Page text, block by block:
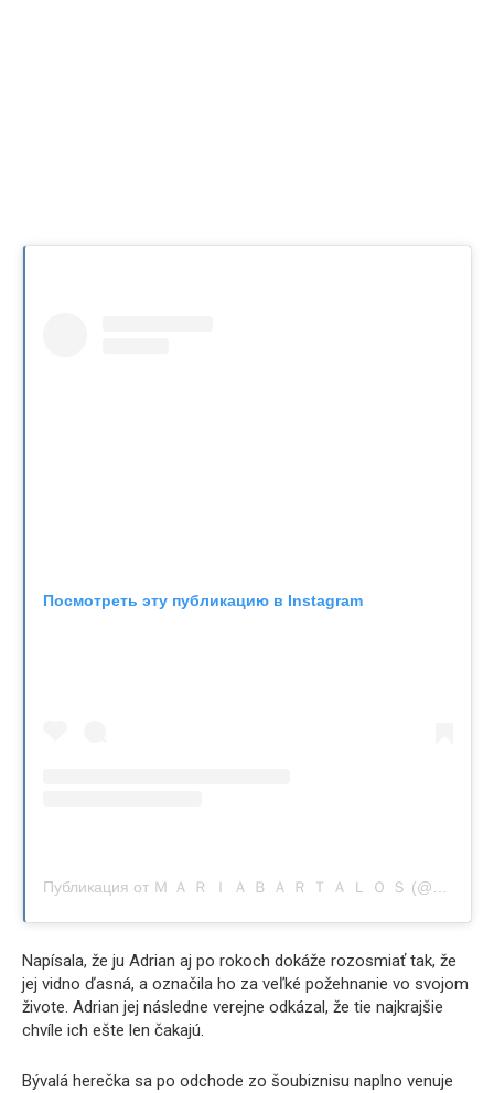
Посмотреть эту публикацию в Instagram
Публикация от Ｍ Ａ Ｒ Ｉ Ａ Ｂ Ａ Ｒ Ｔ Ａ Ｌ Ｏ Ｓ (@maria.bartalos)
Napísala, že ju Adrian aj po rokoch dokáže rozosmiať tak, že
jej vidno ďasná, a označila ho za veľké požehnanie vo svojom
živote. Adrian jej následne verejne odkázal, že tie najkrajšie
chvíle ich ešte len čakajú.
Bývalá herečka sa po odchode zo šoubiznisu naplno venuje